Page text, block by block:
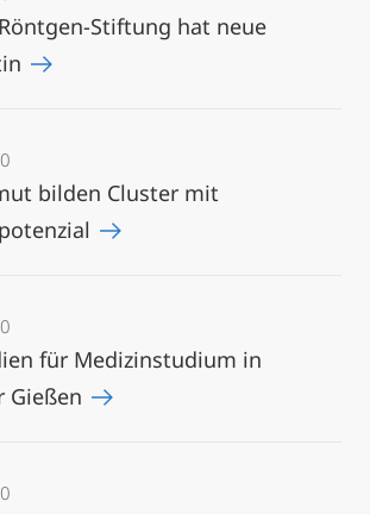
Stiftung hat neue
bilden Cluster mit
für Medizinstudium in
Gießen